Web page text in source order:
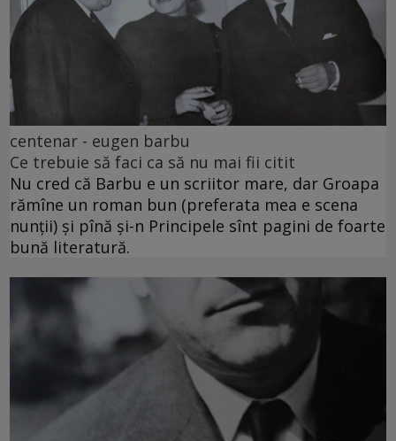
centenar - eugen barbu
Ce trebuie să faci ca să nu mai fii citit
Nu cred că Barbu e un scriitor mare, dar Groapa
rămîne un roman bun (preferata mea e scena
nunții) și pînă și-n Principele sînt pagini de foarte
bună literatură.